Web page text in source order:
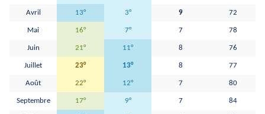
Avril 13° 3° 9 72
Mai 16° 7° 7 78
Juin 21° 11° 8 76
Juillet 23° 13° 8 77
Août 22° 12° 7 80
Septembre 17° 9° 7 84